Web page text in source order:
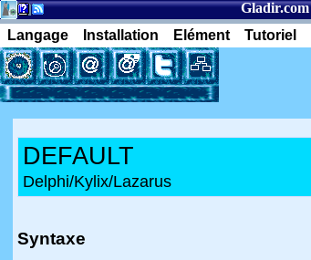
Gladir.com
Langage
Installation Elément Tutoriel
DEFAULT
Delphi/Kylix/Lazarus
Syntaxe